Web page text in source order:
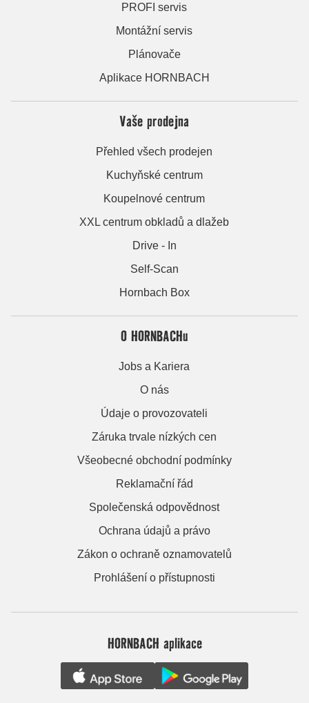
PROFI servis
Montážní servis
Plánovače
Aplikace HORNBACH
Vaše prodejna
Přehled všech prodejen
Kuchyňské centrum
Koupelnové centrum
XXL centrum obkladů a dlažeb
Drive - In
Self-Scan
Hornbach Box
O HORNBACHu
Jobs a Kariera
O nás
Údaje o provozovateli
Záruka trvale nízkých cen
Všeobecné obchodní podmínky
Reklamační řád
Společenská odpovědnost
Ochrana údajů a právo
Zákon o ochraně oznamovatelů
Prohlášení o přístupnosti
HORNBACH aplikace